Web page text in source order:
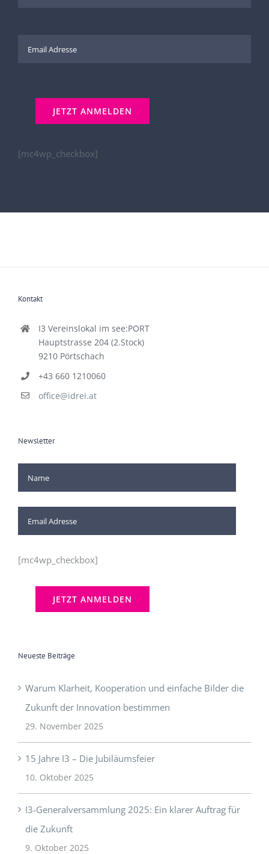
Kontakt
Hauptstrasse 204 (2.Stock)
9210 Pörtschach
Newsletter
[mc4wp_checkbox]
Neueste Beiträge
Warum Klarheit, Kooperation und einfache Bilder die
Zukunft der Innovation bestimmen
29. November 2025
15 Jahre I3 – Die Jubiläumsfeier
10. Oktober 2025
I3-Generalversammlung 2025: Ein klarer Auftrag für